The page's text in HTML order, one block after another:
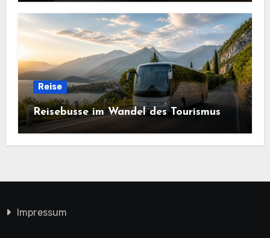
Reise
Reisebusse im Wandel des Tourismus
Impressum